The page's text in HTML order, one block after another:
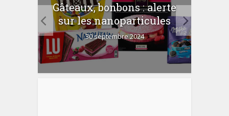
Gâteaux, bonbons : alerte
sur les nanoparticules
30 septembre 2024